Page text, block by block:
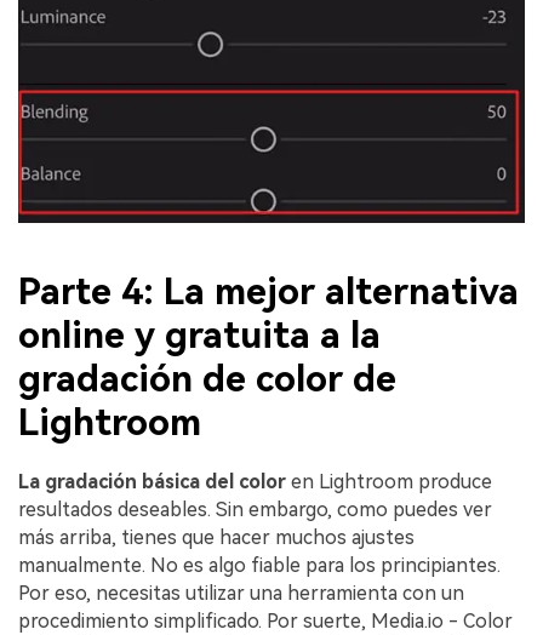
Parte 4: La mejor alternativa
online y gratuita a la
gradación de color de
Lightroom
La gradación básica del color en Lightroom produce
resultados deseables. Sin embargo, como puedes ver
más arriba, tienes que hacer muchos ajustes
manualmente. No es algo fiable para los principiantes.
Por eso, necesitas utilizar una herramienta con un
procedimiento simplificado. Por suerte, Media.io - Color